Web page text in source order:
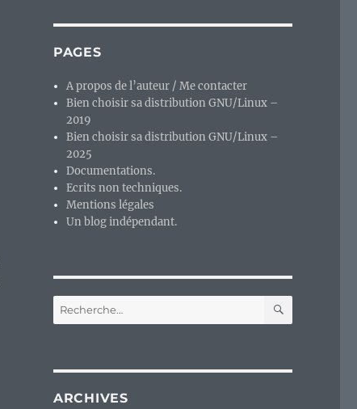
PAGES
A propos de l’auteur / Me contacter
Bien choisir sa distribution GNU/Linux –
2019
Bien choisir sa distribution GNU/Linux –
2025
Documentations.
Ecrits non techniques.
Mentions légales
Un blog indépendant.
Recherche
pour :
ARCHIVES